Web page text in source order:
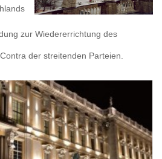
zur Wiedererrichtung des
der streitenden Parteien.